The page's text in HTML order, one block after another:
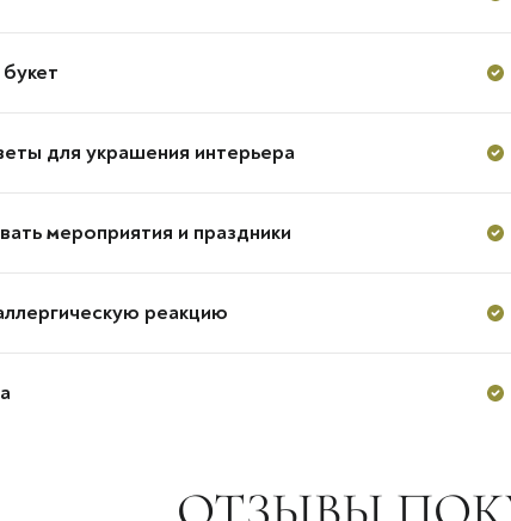
для украшения интерьера
мероприятия и праздники
реакцию